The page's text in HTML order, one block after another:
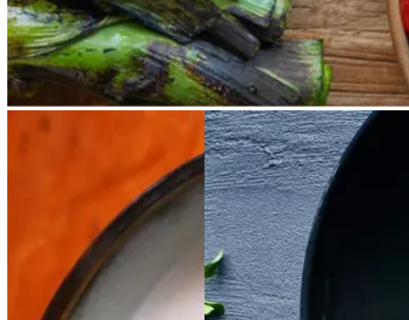
Kold hvid
bønnesuppe
bønnesu
SatjaSatja de
pollopollo